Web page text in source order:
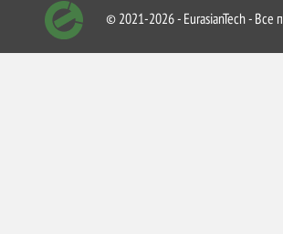
© 2021-2026 - EurasianTech - Все